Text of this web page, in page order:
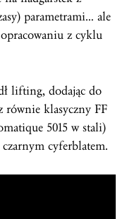
parametrami… ale
z cyklu
lifting, dodając do
równie klasyczny FF
5015 w stali)
cyferblatem.